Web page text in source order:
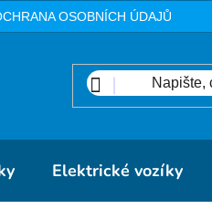
OSOBNÍCH ÚDAJŮ
Elektrické vozíky